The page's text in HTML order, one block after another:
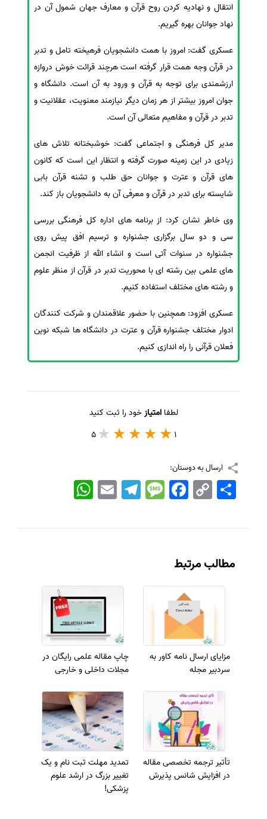
انتقال و نهادیه کردن روح قرآن و معارف جهان شمول آن در
نهاد جوانان بهره گیریم.
عسکری گفت: امروز با همت دانشجویان فرهیخته تامل و تدبر
در قرآن وجه همت قرار گرفته است هرچند قرائت خوش دروازه
ارزشمندی برای توجه به قرآن و ورود به آن است. دانشگاه و
جوان امروز بیشتر از هر زمان دیگر نیازمند معنویت، عقلانیت و
تدبر در قرآن و مفاهیم متعالی آن است.
مدیر کل فرهنگی و اجتماعی گفت: خوشبختانه تلاش های
زیادی در این زمینه صورت گرفته و انتظار این است که کانون
های قرآن و عترت و جوانان حق طلب و تشنه قرآن بابی
شایسته برای تدبر در قرآن و معرفی آن به دانشجویان باز کند.
وی خاطر نشان کرد: از برنامه های اداره کل فرهنگی بررسی
سی و دو سال برگزاری جشنواره و ترسیم افق پیش روی
جشنواره در سنوات آتی است و انشاء الله از ظرفیت انجمن
های علمی بین رشته ای با محوریت تدبر در قرآن از منظر علوم
و رشته های مختلف استفاده کنیم.
عسکری افزود: همچنین با حضور علاقمندان و شرکت کنندگان
ادوار مختلف جشنواره قرآن و عترت در دانشگاه ها شبکه نوین
فعلان قرآنی را راه اندازی کنیم.
لطفاامتیازخود را ثبت کنید
1
5
ارسال به دوستان:
WhatsApp EmailTelegramMessageFacebook Copy
Link
اشتراک
مطالب مرتبط
مزایای ارسال نامه کاور به
سردبیر مجله
چاپ مقاله علمی رایگان در
مجلات داخلی و خارجی
تأثیر ترجمه تخصصی مقاله
در افزایش شانس پذیرش
تمدید مهلت ثبت نام و یک
تغییر بزرگ در ارشد علوم
پزشکی!